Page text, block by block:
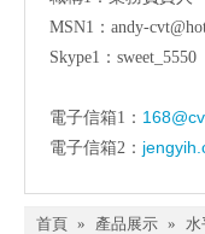
MSN1：andy-
Skype1：sweet_5550
電子信箱1：
電子信箱2：
首頁 » 產品展示 »